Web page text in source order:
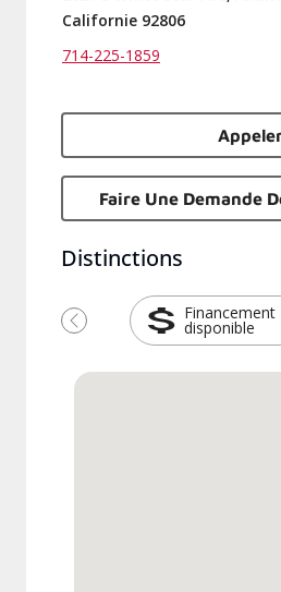
Californie 92806
714-225-1859
Faire Une Demande
Distinctions
Financement
disponible
Précédent